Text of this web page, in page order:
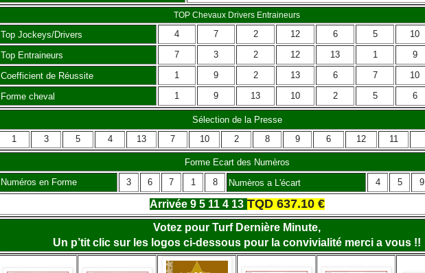
TOP Chevaux Drivers Entraineurs
Top Jockeys/Drivers 4 7 2 12 6 5 10
Top Entraineurs 7 3 2 12 13 1 9
Coefficient de Réussite 1 9 2 13 6 7 10
Forme cheval 1 9 13 10 2 5 6
Sélection de la Presse
1
3 5 4 13 7 10 2 8 9 6 12 11
Forme Ecart des Numèros
Numéros en Forme
3 6 7 1 8 Numèros a L'écart 4 5 9
Arrivée 9 5 11 4 13 TQD 637.10 €
Votez pour Turf Dernière Minute,
Un p’tit clic sur les logos ci-dessous pour la convivialité merci a vous !!